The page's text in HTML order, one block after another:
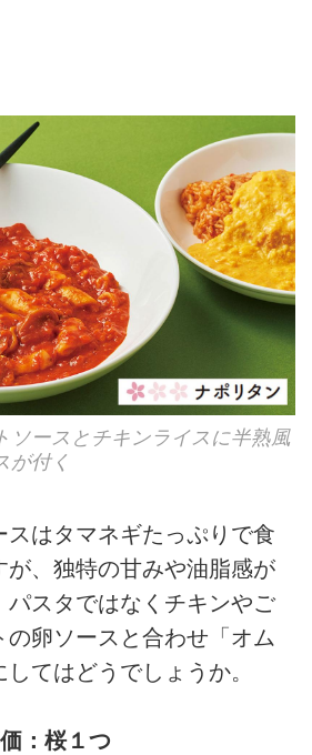
ソースとチキンライスに半熟風
が付く
はタマネギたっぷりで食
が、独特の甘みや油脂感が
パスタではなくチキンやご
卵ソースと合わせ「オム
てはどうでしょうか。
：桜１つ